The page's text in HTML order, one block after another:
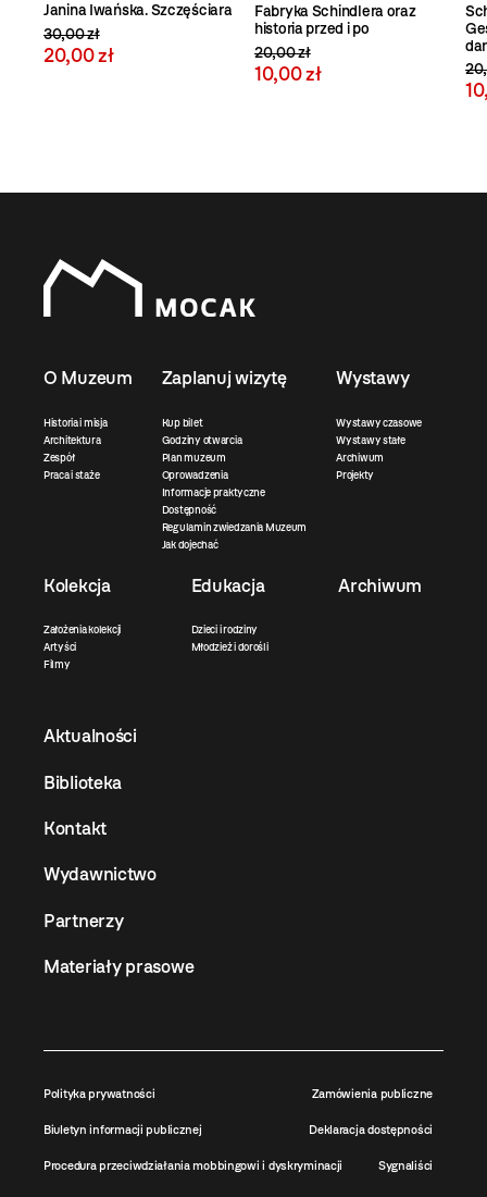
Janina Iwańska. Szczęściara
30,00 zł
20,00 zł
Fabryka Schindlera oraz
historia przed i po
20,00 zł
10,00 zł
O Muzeum
Historia i misja
Architektura
Zespół
Praca i staże
Zaplanuj wizytę
Kup bilet
Godziny otwarcia
Plan muzeum
Oprowadzenia
Informacje praktyczne
Dostępność
Regulamin zwiedzania Muzeum
Jak dojechać
Wystawy
Wystawy czasowe
Wystawy stałe
Archiwum
Projekty
Kolekcja
Założenia kolekcji
Artyści
Filmy
Edukacja
Dzieci i rodziny
Młodzież i dorośli
Archiwum
Aktualności
Biblioteka
Kontakt
Wydawnictwo
Partnerzy
Materiały prasowe
Polityka prywatności Zamówienia publiczne
Biuletyn informacji publicznej Deklaracja dostępności
Procedura przeciwdziałania mobbingowi i dyskryminacji Sygnaliści